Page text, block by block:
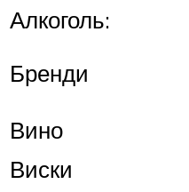
Алкоголь:
Бренди
Вино
Виски